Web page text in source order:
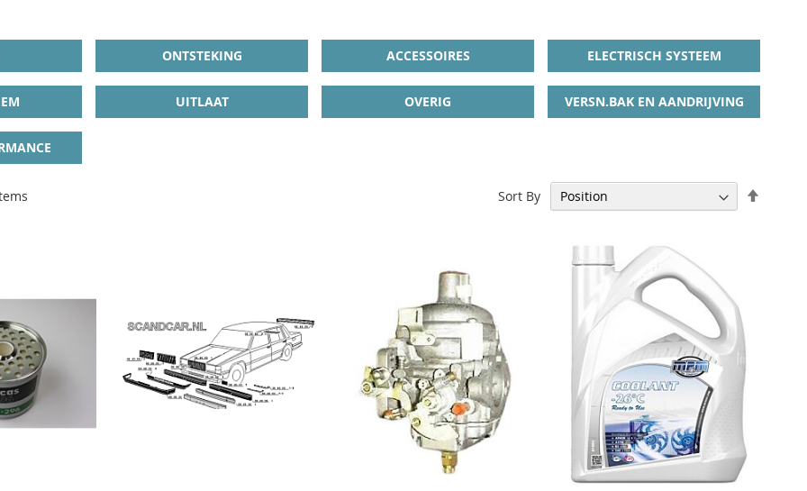
ONTSTEKING ACCESSOIRES ELECTRISCH SYSTEEM
UITLAAT OVERIG VERSN.BAK EN AANDRIJVING
Sort By